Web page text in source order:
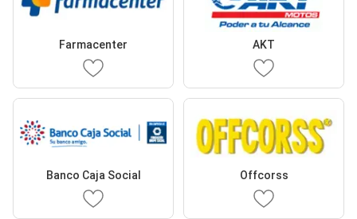
Farmacenter AKT
Banco Caja Social Offcorss